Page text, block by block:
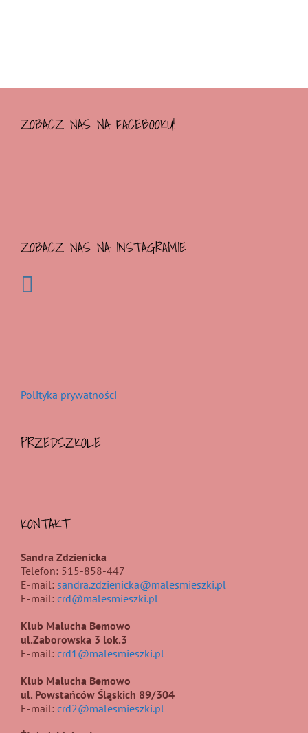
ZOBACZ NAS NA FACEBOOKU!
ZOBACZ NAS NA INSTAGRAMIE
Polityka prywatności
PRZEDSZKOLE
KONTAKT
Sandra Zdzienicka
Telefon: 515-858-447
E-mail: sandra.zdzienicka@malesmieszki.pl
E-mail: crd@malesmieszki.pl
Klub Malucha Bemowo
ul.Zaborowska 3 lok.3
E-mail: crd1@malesmieszki.pl
Klub Malucha Bemowo
ul. Powstańców Śląskich 89/304
E-mail: crd2@malesmieszki.pl